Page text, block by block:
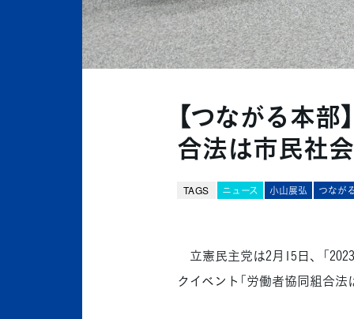
【つながる本部
合法は市民社
TAGS ニュース 小山展弘 つなが
立憲民主党は2月15日、「
クイベント「労働者協同組合